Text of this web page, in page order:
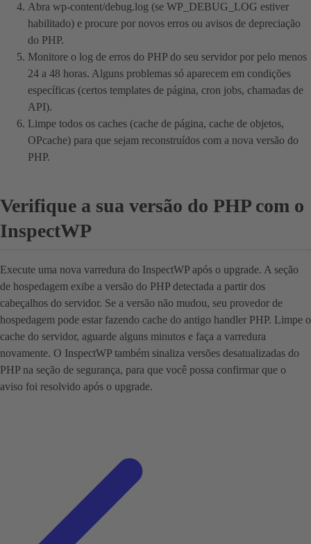
Abra wp-content/debug.log (se WP_DEBUG_LOG estiver
habilitado) e procure por novos erros ou avisos de depreciação
do PHP.
Monitore o log de erros do PHP do seu servidor por pelo menos
24 a 48 horas. Alguns problemas só aparecem em condições
específicas (certos templates de página, cron jobs, chamadas de
API).
Limpe todos os caches (cache de página, cache de objetos,
OPcache) para que sejam reconstruídos com a nova versão do
PHP.
Verifique a sua versão do PHP com o
InspectWP
Execute uma nova varredura do InspectWP após o upgrade. A seção
de hospedagem exibe a versão do PHP detectada a partir dos
cabeçalhos do servidor. Se a versão não mudou, seu provedor de
hospedagem pode estar fazendo cache do antigo handler PHP. Limpe o
cache do servidor, aguarde alguns minutos e faça a varredura
novamente. O InspectWP também sinaliza versões desatualizadas do
PHP na seção de segurança, para que você possa confirmar que o
aviso foi resolvido após o upgrade.